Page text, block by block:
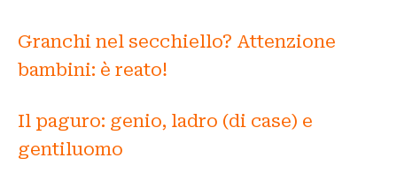
Granchi nel secchiello? Attenzione
bambini: è reato!
Il paguro: genio, ladro (di case) e
gentiluomo